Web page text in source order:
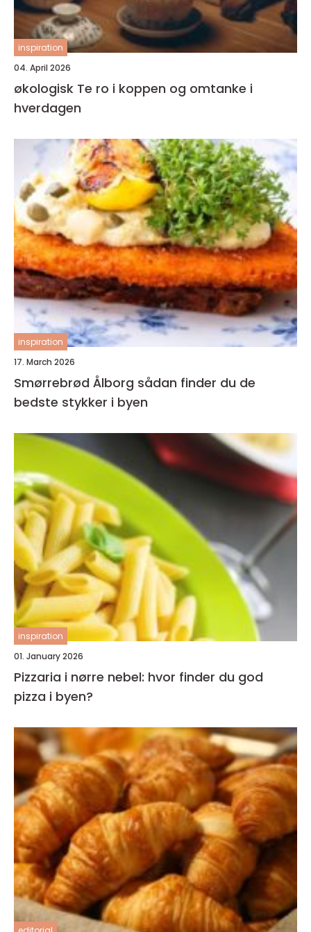
inspiration
04. April 2026
økologisk Te ro i koppen og omtanke i
hverdagen
inspiration
17. March 2026
Smørrebrød Ålborg sådan finder du de
bedste stykker i byen
inspiration
01. January 2026
Pizzaria i nørre nebel: hvor finder du god
pizza i byen?